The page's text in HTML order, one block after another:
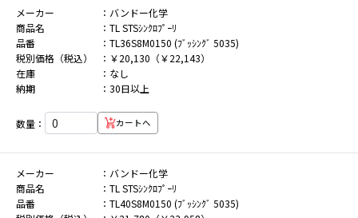
メーカー
バンドー化学
商品名
TL STSｼﾝｸﾛﾌﾟｰﾘ
品番
TL36S8M0150 (ﾌﾞｯｼﾝｸﾞ 5035)
税別価格（税込）
￥20,130（￥22,143）
在庫
なし
納期
30日以上
数量： カートへ
メーカー
バンドー化学
商品名
TL STSｼﾝｸﾛﾌﾟｰﾘ
品番
TL40S8M0150 (ﾌﾞｯｼﾝｸﾞ 5035)